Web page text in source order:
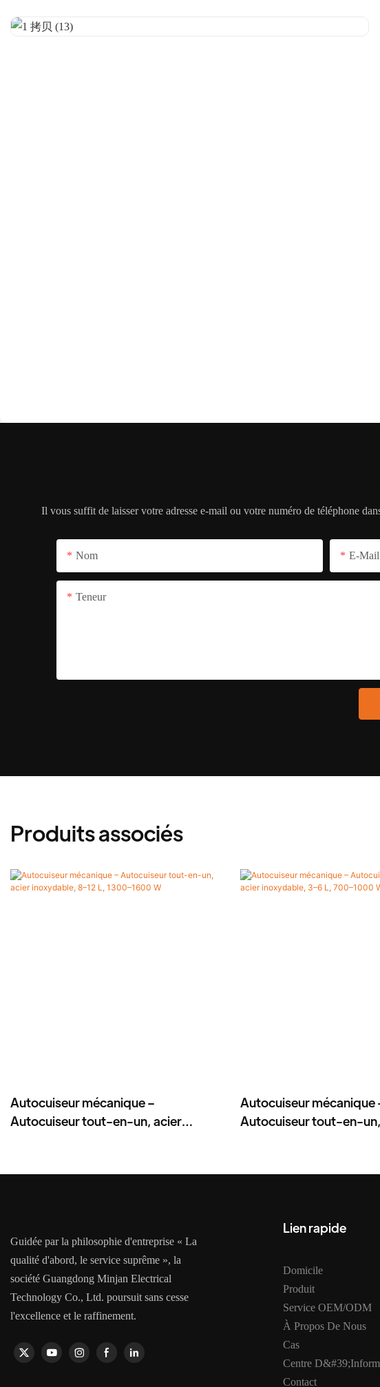
Il vous suffit de laisser votre adresse e-mail ou votre numéro de téléphone
Nom E-Mail
Teneur
Produits associés
Autocuiseur mécanique –
Autocuiseur tout-en-un, acier
Autocuiseur mécanique
Autocuiseur tout-en-
Guidée par la philosophie d'entreprise « La
qualité d'abord, le service suprême », la
société Guangdong Minjan Electrical
Technology Co., Ltd. poursuit sans cesse
l'excellence et le raffinement.
Lien rapide
Domicile
Produit
Service OEM/ODM
À Propos De Nous
Cas
Centre
Contact